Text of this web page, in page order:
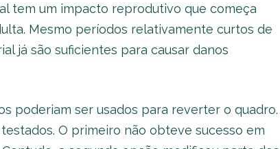
tem um impacto reprodutivo que começa
Mesmo períodos relativamente curtos de
já são suficientes para causar danos
poderiam ser usados para reverter o quadro.
O primeiro não obteve sucesso em